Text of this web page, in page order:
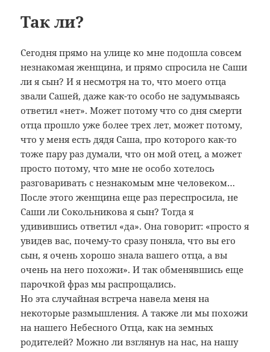
Так ли?
Сегодня прямо на улице ко мне подошла совсем
незнакомая женщина, и прямо спросила не Саши
ли я сын? И я несмотря на то, что моего отца
звали Сашей, даже как-то особо не задумываясь
ответил «нет». Может потому что со дня смерти
отца прошло уже более трех лет, может потому,
что у меня есть дядя Саша, про которого как-то
тоже пару раз думали, что он мой отец, а может
просто потому, что мне не особо хотелось
разговаривать с незнакомым мне человеком…
После этого женщина еще раз переспросила, не
Саши ли Сокольникова я сын? Тогда я
удивившись ответил «да». Она говорит: «просто я
увидев вас, почему-то сразу поняла, что вы его
сын, я очень хорошо знала вашего отца, а вы
очень на него похожи». И так обменявшись еще
парочкой фраз мы распрощались.
Но эта случайная встреча навела меня на
некоторые размышления. А также ли мы похожи
на нашего Небесного Отца, как на земных
родителей? Можно ли взглянув на нас, на нашу